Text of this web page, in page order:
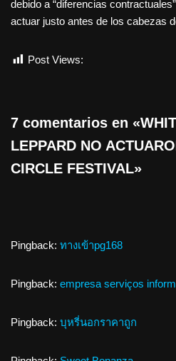
debido a “diferencias
actuar justo antes de los cabezas
Post Views:
7 comentarios en
LEPPARD NO
CIRCLE FESTIVAL»
Pingback: ทางเข้าpg168
Pingback: empresa serviços
Pingback: บุหรี่นอกราคาถูก